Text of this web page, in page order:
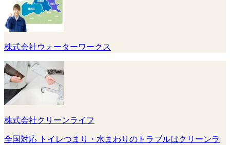
株式会社ウォーターワークス
株式会社クリーンライフ
全国対応 トイレつまり・水まわりのトラブルはクリーンラ